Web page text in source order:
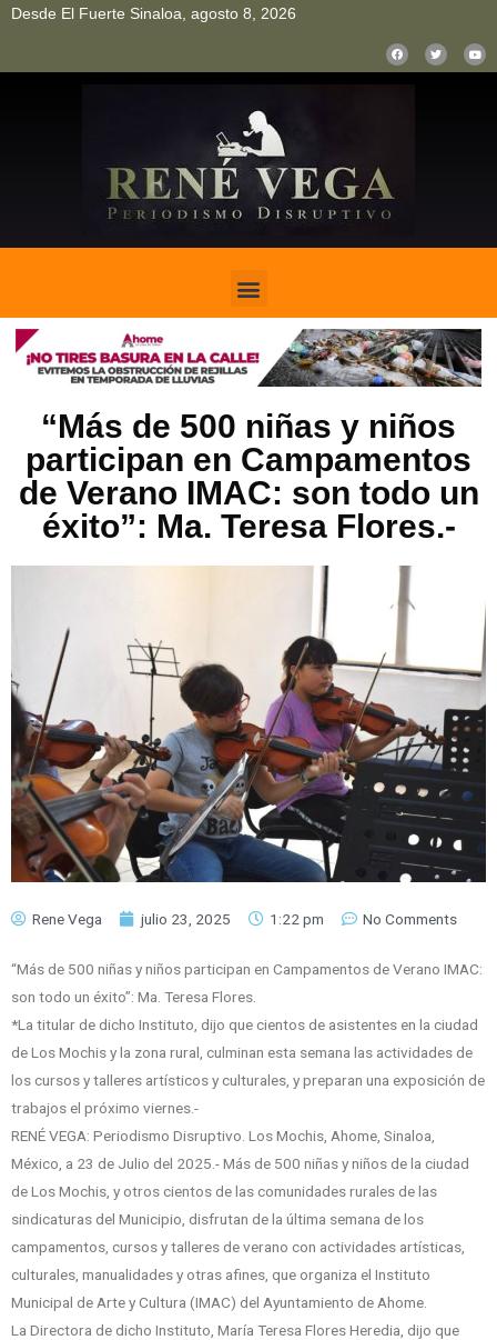
Desde El Fuerte Sinaloa, agosto 8, 2026
“Más de 500 niñas y niños
participan en Campamentos
de Verano IMAC: son todo un
éxito”: Ma. Teresa Flores.-
Rene Vega julio 23, 2025 1:22 pm No Comments
“Más de 500 niñas y niños participan en Campamentos de Verano IMAC:
son todo un éxito”: Ma. Teresa Flores.
*La titular de dicho Instituto, dijo que cientos de asistentes en la ciudad
de Los Mochis y la zona rural, culminan esta semana las actividades de
los cursos y talleres artísticos y culturales, y preparan una exposición de
trabajos el próximo viernes.-
RENÉ VEGA: Periodismo Disruptivo. Los Mochis, Ahome, Sinaloa,
México, a 23 de Julio del 2025.- Más de 500 niñas y niños de la ciudad
de Los Mochis, y otros cientos de las comunidades rurales de las
sindicaturas del Municipio, disfrutan de la última semana de los
campamentos, cursos y talleres de verano con actividades artísticas,
culturales, manualidades y otras afines, que organiza el Instituto
Municipal de Arte y Cultura (IMAC) del Ayuntamiento de Ahome.
La Directora de dicho Instituto, María Teresa Flores Heredia, dijo que